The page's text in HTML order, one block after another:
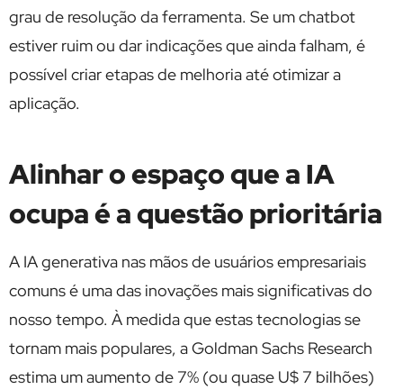
grau de resolução da ferramenta. Se um chatbot
estiver ruim ou dar indicações que ainda falham, é
possível criar etapas de melhoria até otimizar a
aplicação.
Alinhar o espaço que a IA
ocupa é a questão prioritária
A IA generativa nas mãos de usuários empresariais
comuns é uma das inovações mais significativas do
nosso tempo. À medida que estas tecnologias se
tornam mais populares, a Goldman Sachs Research
estima um aumento de 7% (ou quase U$ 7 bilhões)